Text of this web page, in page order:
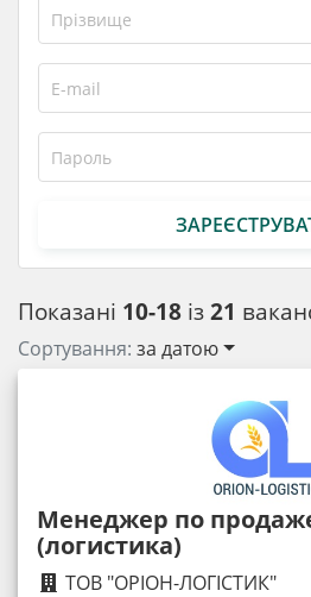
Показані 10-18 із21
Сортування: за датою
Менеджер по
(логистика)
ТОВ "ОРІОН-ЛОГІСТИК"